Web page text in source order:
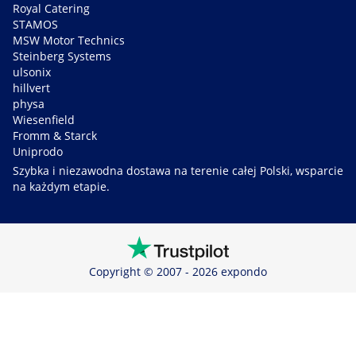
Royal Catering
STAMOS
MSW Motor Technics
Steinberg Systems
ulsonix
hillvert
physa
Wiesenfield
Fromm & Starck
Uniprodo
Szybka i niezawodna dostawa na terenie całej Polski, wsparcie
na każdym etapie.
Copyright © 2007 - 2026 expondo